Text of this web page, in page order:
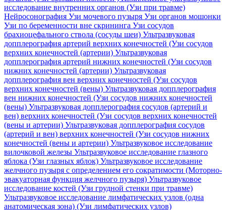
исследование внутренних органов (Узи при травме)
Нейросонография Узи мочевого пузыря Узи органов мошонки
Узи по беременности вне скрининга Узи сосудов
брахиоцефального ствола (сосуды шеи) Ультразвуковая
допплерография артерий верхних конечностей (Узи сосудов
верхних конечностей (артерии) Ультразвуковая
допплерография артерий нижних конечностей (Узи сосудов
нижних конечностей (артерии) Ультразвуковая
допплерография вен верхних конечностей (Узи сосудов
верхних конечностей (вены) Ультразвуковая допплерография
вен нижних конечностей (Узи сосудов нижних конечностей
(вены) Ультразвуковая допплерография сосудов (артерий и
вен) верхних конечностей (Узи сосудов верхних конечностей
(вены и артерии) Ультразвуковая допплерография сосудов
(артерий и вен) верхних конечностей (Узи сосудов нижних
конечностей (вены и артерии) Ультразвуковое исследование
вилочковой железы Ультразвуковое исследование глазного
яблока (Узи глазных яблок) Ультразвуковое исследование
желчного пузыря с определением его сократимости (Моторно-
эвакуаторная функция желчного пузыря) Ультразвуковое
исследование костей (Узи грудной стенки при травме)
Ультразвуковое исследование лимфатических узлов (одна
анатомическая зона) (Узи лимфатических узлов)